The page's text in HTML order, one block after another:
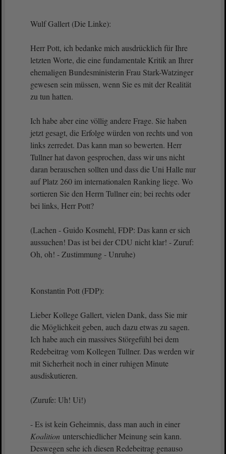
Wulf Gallert (Die Linke):
Herr Pott, ich bedanke mich ausdrücklich für Ihre
letzten Worte, die eine fundamentale Kritik an Ihrer
ehemaligen Bundesministerin Frau Stark-Watzinger
gewesen sein müssen, wenn Sie es mit der Realität
zu tun hatten.
Ich habe aber eine völlig andere Frage. Sie haben
jetzt gesagt, die Erfolge würden von rechts und von
links zerredet. Das kann man so bewerten. Herr
Tullner hat davon gesprochen, dass wir uns nicht
daran berauschen sollten und dass die Uni Halle nur
auf Platz 260 im internationalen Ranking liege. Wo
sortieren Sie den Herrn Tullner ein; bei rechts oder
bei links, Herr Pott?
(Lachen - Guido Kosmehl, FDP: Das kann er sich
aussuchen! Das ist bei der CDU nicht klar! - Zuruf:
Oh, oh! - Zustimmung - Unruhe)
Konstantin Pott (FDP):
Lieber Kollege Gallert, vielen Dank, dass Sie mir
die Möglichkeit geben, auch dazu etwas zu sagen.
Ich habe auch ein massives Störgefühl bei dem
Redebeitrag vom Kollegen Tullner. Das werden wir
mit Sicherheit noch in einer ruhigen Minute
ausdiskutieren.
(Zurufe: Uh! Ui!)
- Es ist kein Geheimnis, dass man auch in einer
Koalition unterschiedlicher Meinung sein kann.
Deswegen sehe ich diesen Redebeitrag genauso